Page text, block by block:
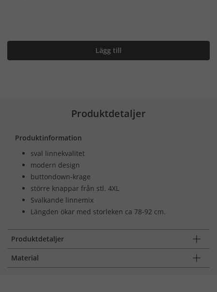
Lägg till
Produktdetaljer
Produktinformation
sval linnekvalitet
modern design
buttondown-krage
större knappar från stl. 4XL
Svalkande linnemix
Längden ökar med storleken ca 78-92 cm.
Produktdetaljer
Material